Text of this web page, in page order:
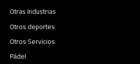
Otras Industrias
Otros deportes
Otros Servicios
Pádel